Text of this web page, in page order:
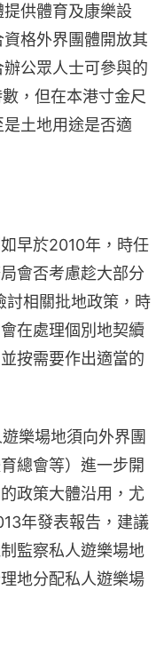
供體育及康樂設
格外界團體開放其
公眾人士可參與的
，但在本港寸金尺
土地用途是否適
早於2010年，時任
會否考慮趁大部分
討相關批地政策，時
在處理個別地契續
按需要作出適當的
樂場地須向外界團
總會等）進一步開
政策大體沿用，尤
年發表報告，建議
監察私人遊樂場地
地分配私人遊樂場